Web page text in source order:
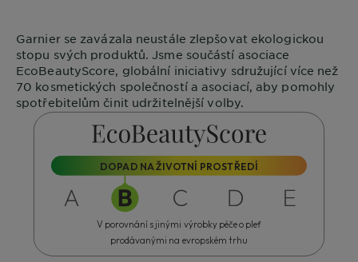
Garnierse zavázala neustále zlepšovat ekologickou
stopu svých produktů. Jsme součástí asociace
EcoBeautyScore , globální iniciativy sdružující více než
70 kosmetických společností a asociací, aby pomohly
spotřebitelům činit udržitelnější volby.
DOPAD NA ŽIVOTNÍ PROSTŘEDÍ
V porovnání s jinými výrobky péče o pleť
prodávanými na evropském trhu